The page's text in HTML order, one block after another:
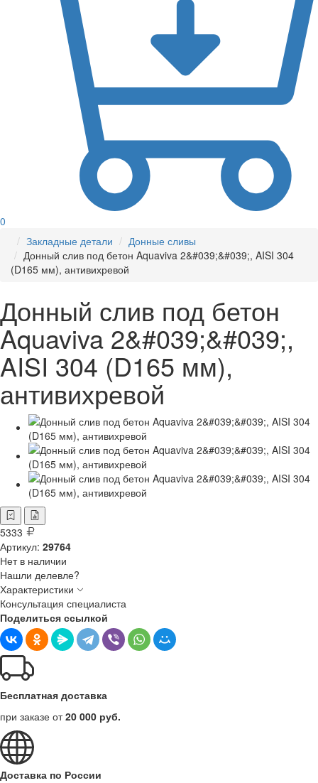
0
Закладные детали
Донные сливы
Донный слив под бетон Aquaviva 2&#039;&#039;, AISI 304
(D165 мм), антивихревой
Донный слив под бетон
Aquaviva 2&#039;&#039;,
AISI 304 (D165 мм),
антивихревой
5333
Артикул: 29764
Нет в наличии
Нашли делевле?
Характеристики
Консультация специалиста
Поделиться ссылкой
Бесплатная доставка
при заказе от20 000 руб.
Доставка по России